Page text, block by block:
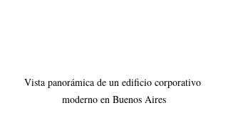
Vista panorámica de un edificio corporativo
moderno en Buenos Aires